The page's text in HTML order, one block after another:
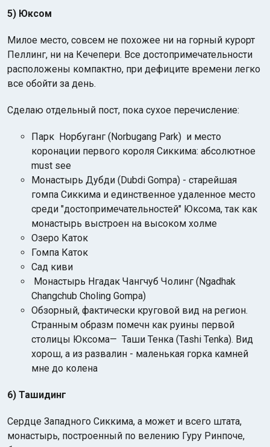
5) Юксом
Милое место, совсем не похожее ни на горный курорт
Пеллинг, ни на Кечепери. Все достопримечательности
расположены компактно, при дефиците времени легко
все обойти за день.
Сделаю отдельный пост, пока сухое перечисление:
Парк Норбуганг (Norbugang Park) и место
коронации первого короля Сиккима: абсолютное
must see
Монастырь Дубди (Dubdi Gompa) - старейшая
гомпа Сиккима и единственное удаленное место
среди "достопримечательностей" Юксома, так как
монастырь выстроен на высоком холме
Озеро Каток
Гомпа Каток
Сад киви
Монастырь Нгадак Чангчуб Чолинг (Ngadhak
Changchub Choling Gompa)
Обзорный, фактически круговой вид на регион.
Странным образм помечн как руины первой
столицы Юксома— Таши Тенка (Tashi Tenka). Вид
хорош, а из развалин - маленькая горка камней
мне до колена
6) Ташидинг
Сердце Западного Сиккима, а может и всего штата,
монастырь, построенный по велению Гуру Ринпоче,